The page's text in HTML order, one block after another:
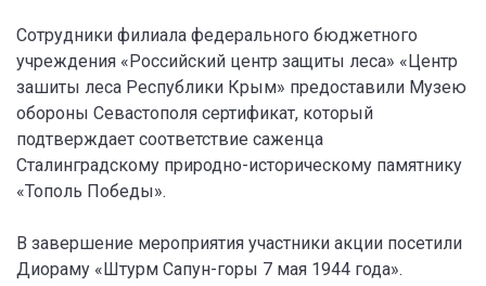
Сотрудники филиала федерального бюджетного
учреждения «Российский центр защиты леса» «Центр
зашиты леса Республики Крым» предоставили Музею
обороны Севастополя сертификат, который
подтверждает соответствие саженца
Сталинградскому природно-историческому памятнику
«Тополь Победы».
В завершение мероприятия участники акции посетили
Диораму «Штурм Сапун-горы 7 мая 1944 года».